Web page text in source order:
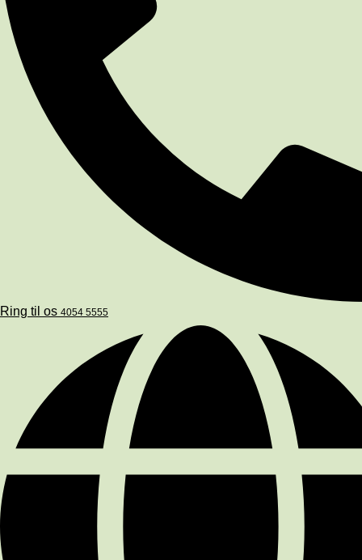
Ring til os 4054 5555